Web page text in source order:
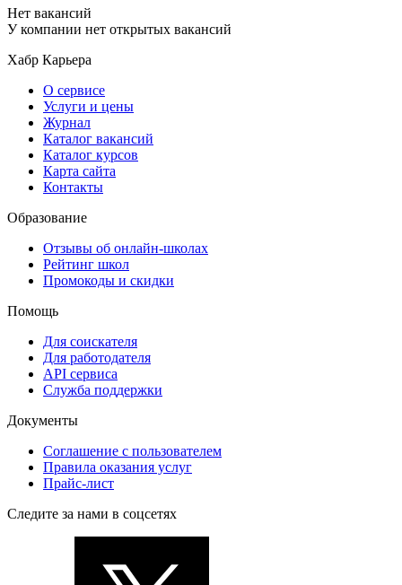
Нет вакансий
У компании нет открытых вакансий
Хабр Карьера
О сервисе
Услуги и цены
Журнал
Каталог вакансий
Каталог курсов
Карта сайта
Контакты
Образование
Отзывы об онлайн-школах
Рейтинг школ
Промокоды и скидки
Помощь
Для соискателя
Для работодателя
API сервиса
Служба поддержки
Документы
Соглашение с пользователем
Правила оказания услуг
Прайс-лист
Следите за нами в соцсетях